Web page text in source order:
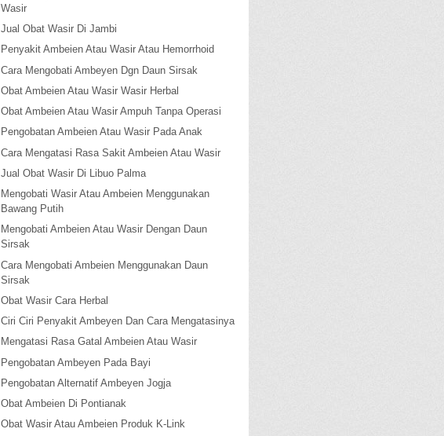
Wasir
Jual Obat Wasir Di Jambi
Penyakit Ambeien Atau Wasir Atau Hemorrhoid
Cara Mengobati Ambeyen Dgn Daun Sirsak
Obat Ambeien Atau Wasir Wasir Herbal
Obat Ambeien Atau Wasir Ampuh Tanpa Operasi
Pengobatan Ambeien Atau Wasir Pada Anak
Cara Mengatasi Rasa Sakit Ambeien Atau Wasir
Jual Obat Wasir Di Libuo Palma
Mengobati Wasir Atau Ambeien Menggunakan
Bawang Putih
Mengobati Ambeien Atau Wasir Dengan Daun
Sirsak
Cara Mengobati Ambeien Menggunakan Daun
Sirsak
Obat Wasir Cara Herbal
Ciri Ciri Penyakit Ambeyen Dan Cara Mengatasinya
Mengatasi Rasa Gatal Ambeien Atau Wasir
Pengobatan Ambeyen Pada Bayi
Pengobatan Alternatif Ambeyen Jogja
Obat Ambeien Di Pontianak
Obat Wasir Atau Ambeien Produk K-Link